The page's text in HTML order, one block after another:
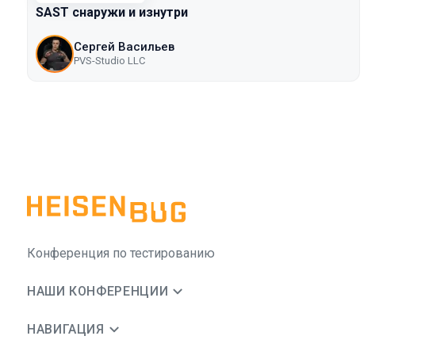
SAST снаружи и изнутри
Сергей Васильев
PVS-Studio LLC
Конференция по тестированию
НАШИ КОНФЕРЕНЦИИ
НАВИГАЦИЯ